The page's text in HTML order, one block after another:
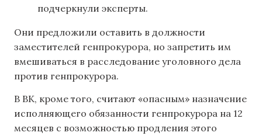
подчеркнули эксперты.
Они предложили оставить в должности
заместителей генпрокурора, но запретить им
вмешиваться в расследование уголовного дела
против генпрокурора.
В ВК, кроме того, считают «опасным» назначение
исполняющего обязанности генпрокурора на 12
месяцев с возможностью продления этого